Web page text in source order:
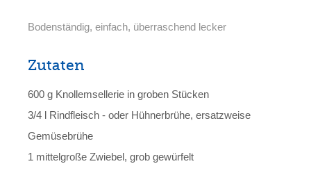
Bodenständig, einfach, überraschend lecker
Zutaten
600 g Knollemsellerie in groben Stücken
3/4 l Rindfleisch - oder Hühnerbrühe, ersatzweise
Gemüsebrühe
1 mittelgroße Zwiebel, grob gewürfelt